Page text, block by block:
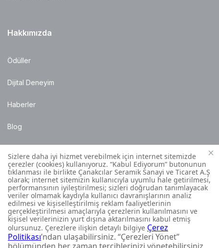
Hakkımızda
Ödüller
Dijital Deneyim
Haberler
Blog
Satış Noktaları
Montaj Bilgileri
Müşteri İletişim Merkezi